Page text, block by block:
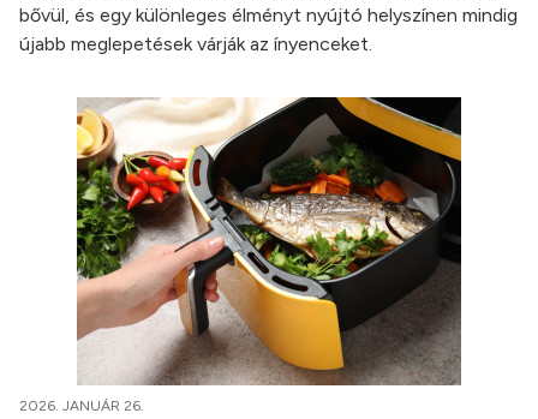
bővül, és egy különleges élményt nyújtó helyszínen mindig
újabb meglepetések várják az ínyenceket.
2026. JANUÁR 26.